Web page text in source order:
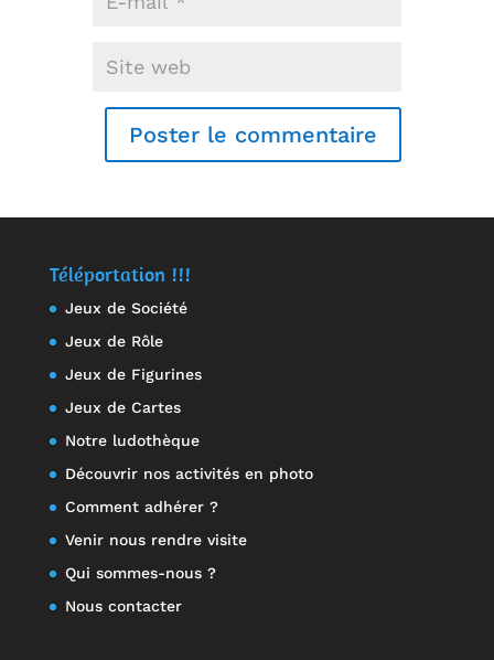
Téléportation !!!
Jeux de Société
Jeux de Rôle
Jeux de Figurines
Jeux de Cartes
Notre ludothèque
Découvrir nos activités en photo
Comment adhérer ?
Venir nous rendre visite
Qui sommes-nous ?
Nous contacter